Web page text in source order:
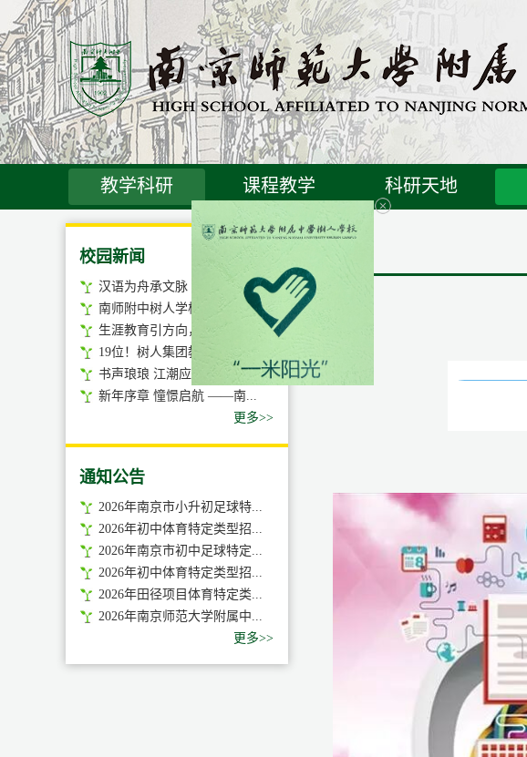
教学科研 课程教学 科研天地
校园新闻
汉语为舟承文脉 经典润心...
南师附中树人学校勇夺2026...
生涯教育引方向，遇见未来...
19位！树人集团教师入选鼓...
书声琅琅 江潮应答 ——南...
新年序章 憧憬启航 ——南...
更多>>
通知公告
2026年南京市小升初足球特...
2026年初中体育特定类型招...
2026年南京市初中足球特定...
2026年初中体育特定类型招...
2026年田径项目体育特定类...
2026年南京师范大学附属中...
更多>>